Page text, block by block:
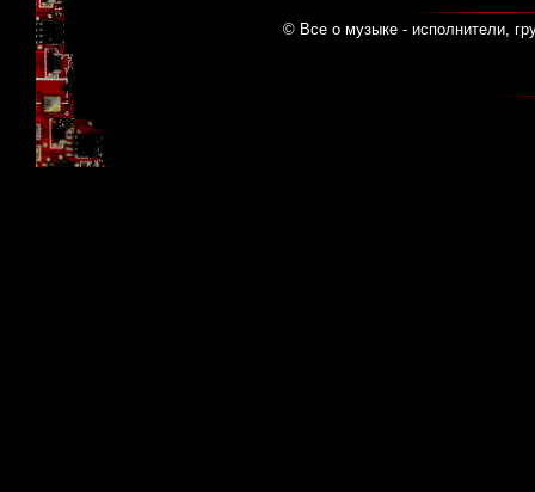
© Все о музыке - исполнители,